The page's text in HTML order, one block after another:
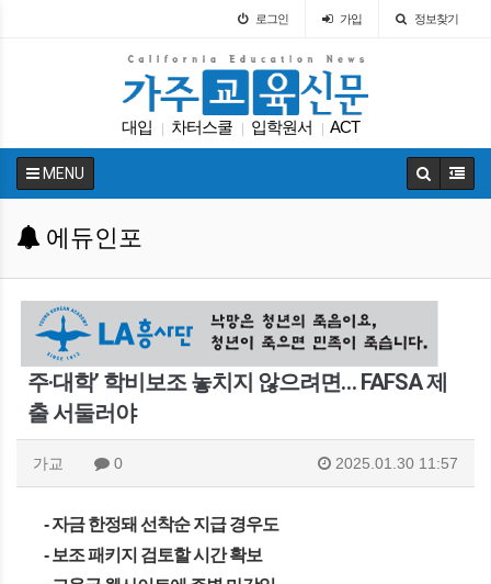
로그인 가입 정보찾기
대입 차터스쿨 입학원서 ACT
| 캘리포니아 교육부 에세이 봉사활동 대학원
MENU
에듀인포
주·대학’ 학비보조 놓치지 않으려면… FAFSA 제
출 서둘러야
가교 0 2025.01.30 11:57
- 자금 한정돼 선착순 지급 경우도
- 보조 패키지 검토할 시간 확보